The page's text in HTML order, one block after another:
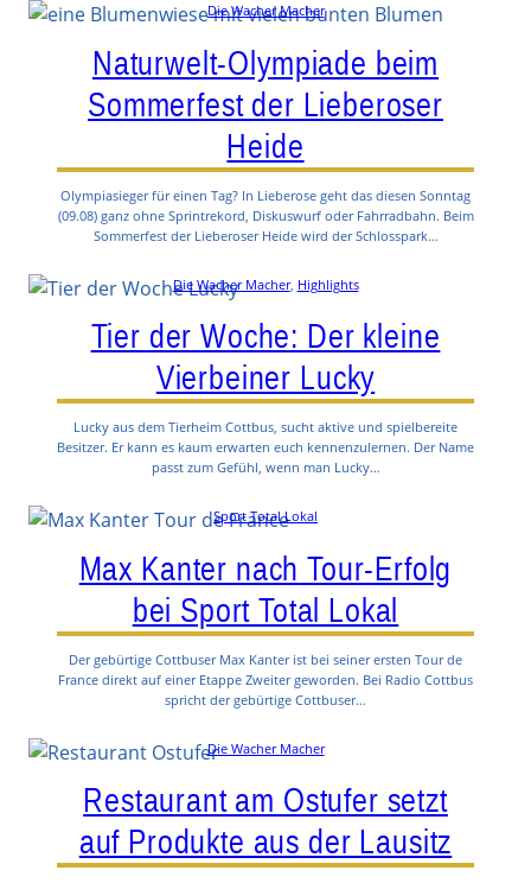
Die Wacher Macher
Naturwelt-Olympiade beim
Sommerfest der Lieberoser
Heide
Olympiasieger für einen Tag? In Lieberose geht das diesen Sonntag
(09.08) ganz ohne Sprintrekord, Diskuswurf oder Fahrradbahn. Beim
Sommerfest der Lieberoser Heide wird der Schlosspark…
Die Wacher Macher, Highlights
Tier der Woche: Der kleine
Vierbeiner Lucky
Lucky aus dem Tierheim Cottbus, sucht aktive und spielbereite
Besitzer. Er kann es kaum erwarten euch kennenzulernen. Der Name
passt zum Gefühl, wenn man Lucky…
Sport Total Lokal
Max Kanter nach Tour-Erfolg
bei Sport Total Lokal
Der gebürtige Cottbuser Max Kanter ist bei seiner ersten Tour de
France direkt auf einer Etappe Zweiter geworden. Bei Radio Cottbus
spricht der gebürtige Cottbuser…
Die Wacher Macher
Restaurant am Ostufer setzt
auf Produkte aus der Lausitz